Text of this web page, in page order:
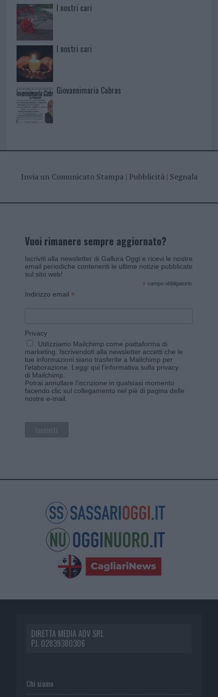
I nostri cari
I nostri cari
Giovannimaria Cabras
Invia un Comunicato Stampa| Pubblicità| Segnala
Vuoi rimanere sempre aggiornato?
Iscriviti alla newsletter di Gallura Oggi e ricevi le nostre
email periodiche contenenti le ultime notizie pubblicate
sul sito web!
* campo obbligatorio
Indirizzo email *
Privacy
Utilizziamo Mailchimp come piattaforma di
marketing. Iscrivendoti alla newsletter accetti che le
tue informazioni siano trasferite a Mailchimp per
l'elaborazione. Leggi qui l'informativa sulla privacy
di Mailchimp
Potrai annullare l'iscrizione in qualsiasi momento
facendo clic sul collegamento nel piè di pagina delle
nostre e-mail.
DIRETTA MEDIA ADV SRL
P.I. 02839380306
Chi siamo